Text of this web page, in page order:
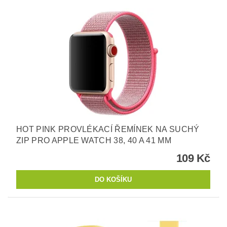
HOT PINK PROVLÉKACÍ ŘEMÍNEK NA SUCHÝ
ZIP PRO APPLE WATCH 38, 40 A 41 MM
109 Kč